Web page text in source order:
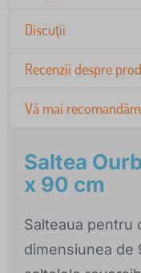
Discuții
Recenzii despre
Vă mai recomandăm
Saltea
x 90 cm
Salteaua pentru
dimensiunea de